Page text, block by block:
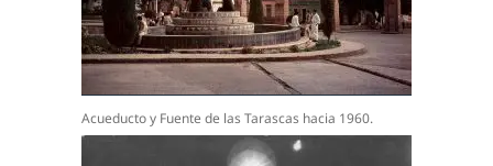
Acueducto y Fuente de las Tarascas hacia 1960.